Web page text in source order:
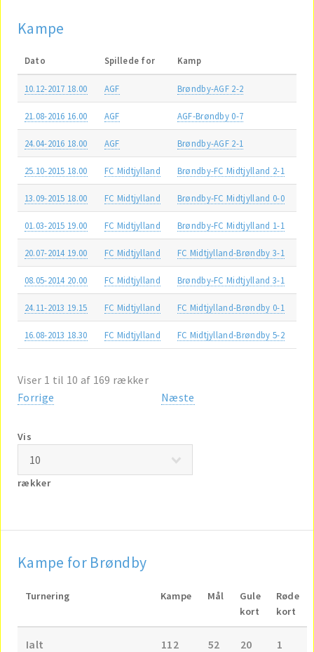
Kampe
Dato Spillede for Kamp
10.12-2017 18.00 AGF Brøndby-AGF 2-2
21.08-2016 16.00 AGF AGF-Brøndby 0-7
24.04-2016 18.00 AGF Brøndby-AGF 2-1
25.10-2015 18.00 FC Midtjylland Brøndby-FC Midtjylland 2-1
13.09-2015 18.00 FC Midtjylland Brøndby-FC Midtjylland 0-0
01.03-2015 19.00 FC Midtjylland Brøndby-FC Midtjylland 1-1
20.07-2014 19.00 FC Midtjylland FC Midtjylland-Brøndby 3-1
08.05-2014 20.00 FC Midtjylland Brøndby-FC Midtjylland 3-1
24.11-2013 19.15 FC Midtjylland FC Midtjylland-Brøndby 0-1
16.08-2013 18.30 FC Midtjylland FC Midtjylland-Brøndby 5-2
Viser 1 til 10 af 169 rækker
Forrige
Næste
Vis
rækker
Kampe for Brøndby
Turnering Kampe Mål
Gule
kort
Røde
kort
Ialt 112 52 20 1